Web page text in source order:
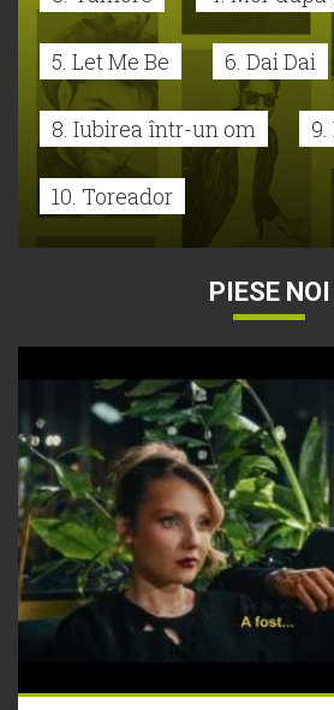
5. Let Me Be 6. Dai Dai
8. Iubirea într-un om
10. Toreador
PIESE NOI